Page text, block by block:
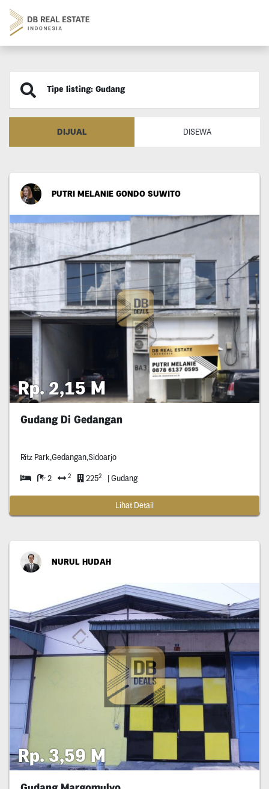
Tipe listing: Gudang
DIJUAL DISEWA
PUTRI MELANIE GONDO SUWITO
Rp. 2,15 M
Gudang Di Gedangan
Ritz Park,Gedangan,Sidoarjo
2 2 2252 | Gudang
Lihat Detail
NURUL HUDAH
Rp. 3,59 M